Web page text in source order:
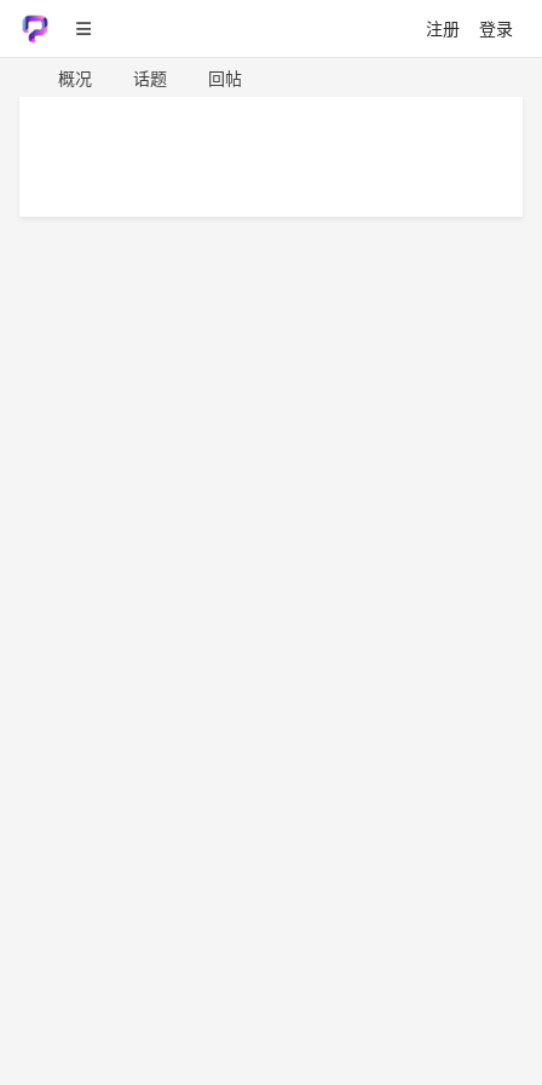
注册 登录
概况 话题 回帖